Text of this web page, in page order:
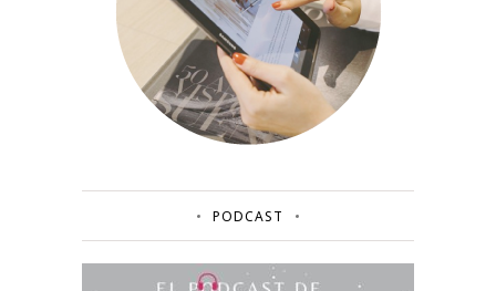
PODCAST